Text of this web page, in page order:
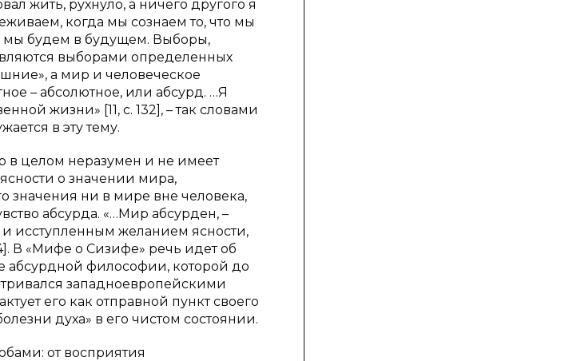
жить, рухнуло, а ничего другого я
когда мы сознаем то, что мы
мы будем в будущем. Выборы,
выборами определенных
а мир и человеческое
– абсолютное, или абсурд. …Я
жизни» [11, с. 132], – так словами
в эту тему.
в целом неразумен и не имеет
о значении мира,
значения ни в мире вне человека,
абсурда. «…Мир абсурден, –
исступленным желанием ясности,
В «Мифе о Сизифе» речь идет об
абсурдной философии, которой до
западноевропейскими
его как отправной пункт своего
духа» в его чистом состоянии.
от восприятия